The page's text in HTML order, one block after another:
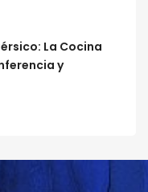
La Cocina
y